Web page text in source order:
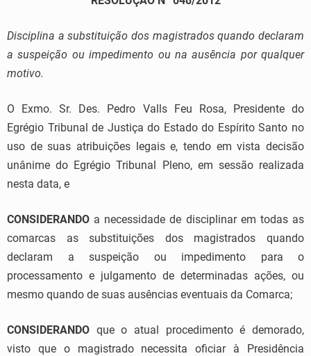
Disciplina a substituição dos magistrados quando declaram
a suspeição ou impedimento ou na ausência por qualquer
motivo.
O Exmo. Sr. Des. Pedro Valls Feu Rosa, Presidente do
Egrégio Tribunal de Justiça do Estado do Espírito Santo no
uso de suas atribuições legais e, tendo em vista decisão
unânime do Egrégio Tribunal Pleno, em sessão realizada
nesta data, e
CONSIDERANDO a necessidade de disciplinar em todas as
comarcas as substituições dos magistrados quando
declaram a suspeição ou impedimento para o
processamento e julgamento de determinadas ações, ou
mesmo quando de suas ausências eventuais da Comarca;
CONSIDERANDO que o atual procedimento é demorado,
visto que o magistrado necessita oficiar à Presidência